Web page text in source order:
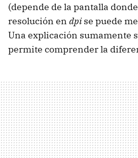
(depende de la pantalla
resolución en dpise puede
Una explicación sumamente
permite comprender la